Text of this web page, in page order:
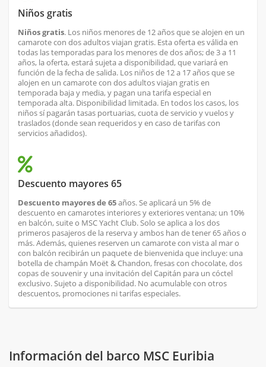
Niños gratis
Niños gratis. Los niños menores de 12 años que se alojen en un
camarote con dos adultos viajan gratis. Esta oferta es válida en
todas las temporadas para los menores de dos años; de 3 a 11
años, la oferta, estará sujeta a disponibilidad, que variará en
función de la fecha de salida. Los niños de 12 a 17 años que se
alojen en un camarote con dos adultos viajan gratis en
temporada baja y media, y pagan una tarifa especial en
temporada alta. Disponibilidad limitada. En todos los casos, los
niños sí pagarán tasas portuarias, cuota de servicio y vuelos y
traslados (donde sean requeridos y en caso de tarifas con
servicios añadidos).
Descuento mayores 65
Descuento mayores de 65años. Se aplicará un 5% de
descuento en camarotes interiores y exteriores ventana; un 10%
en balcón, suite o MSC Yacht Club. Solo se aplica a los dos
primeros pasajeros de la reserva y ambos han de tener 65 años o
más. Además, quienes reserven un camarote con vista al mar o
con balcón recibirán un paquete de bienvenida que incluye: una
botella de champán Moët & Chandon, fresas con chocolate, dos
copas de souvenir y una invitación del Capitán para un cóctel
exclusivo. Sujeto a disponibilidad. No acumulable con otros
descuentos, promociones ni tarifas especiales.
Información del barco MSC Euribia